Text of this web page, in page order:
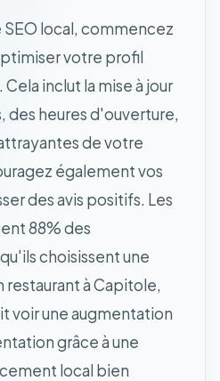
local, commencez
votre profil
inclut la mise à jour
des heures d'ouverture,
de votre
également vos
des avis positifs. Les
88% des
choisissent une
à Capitole,
voir une augmentation
grâce à une
local bien